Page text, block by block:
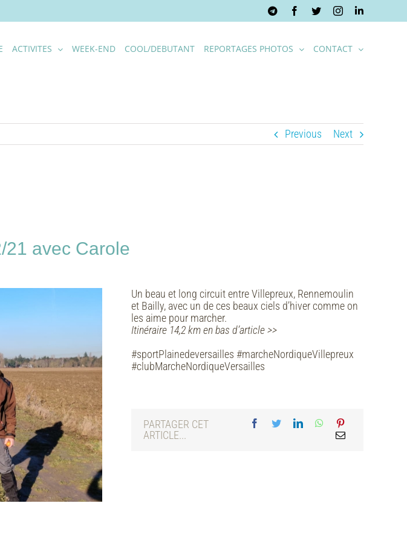
TelegramFacebook
TwitterInstagramLinkedIn
ACTIVITES WEEK-END COOL/DEBUTANT REPORTAGES PHOTOS CONTACT
Previous Next
21 avec Carole
Un beau et long circuit entre Villepreux, Rennemoulin
et Bailly, avec un de ces beaux ciels d’hiver comme on
les aime pour marcher.
Itinéraire 14,2 km en bas d’article >>
#sportPlainedeversailles #marcheNordiqueVillepreux
#clubMarcheNordiqueVersailles
PARTAGER CET
ARTICLE...